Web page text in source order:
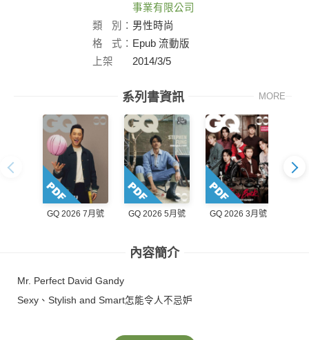
事業有限公司
類
別： 男性時尚
格
式： Epub 流動版
上架
2014/3/5
系列書資訊 MORE
GQ 2026 7月號 GQ 2026 5月號 GQ 2026 3月號
內容簡介
Mr. Perfect David Gandy
Sexy、Stylish and Smart怎能令人不忌妒